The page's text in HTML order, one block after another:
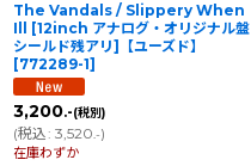
The Vandals / Slippery When
Ill [12inch アナログ・オリジナル盤 |
シールド残アリ]【ユーズド】
[772289-1]
3,200.-(税別)
(税込: 3,520.-)
在庫わずか